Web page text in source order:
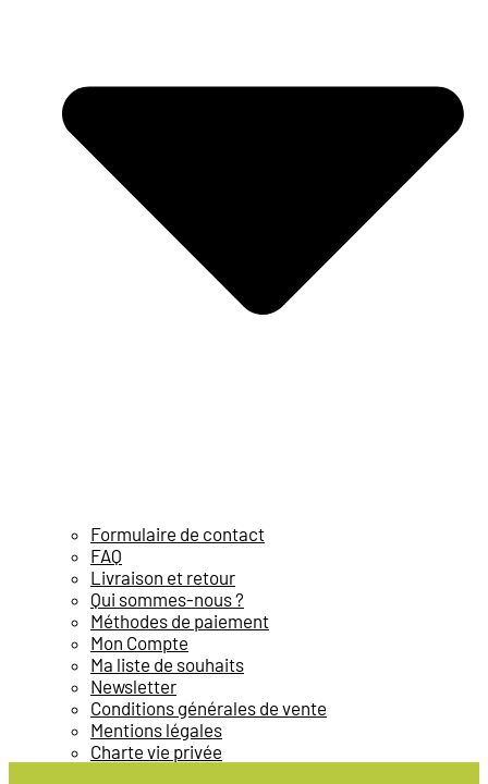
Formulaire de contact
FAQ
Livraison et retour
Qui sommes-nous ?
Méthodes de paiement
Mon Compte
Ma liste de souhaits
Newsletter
Conditions générales de vente
Mentions légales
Charte vie privée